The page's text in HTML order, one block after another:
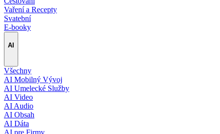
Vaření a Recepty
Svatební
E-booky
AI
Všechny
AI Mobilný Vývoj
AI Umelecké Služby
AI Video
AI Audio
AI Obsah
AI Dáta